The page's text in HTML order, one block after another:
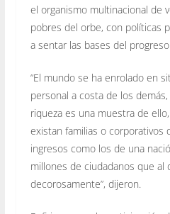
el organismo multinacional de
pobres del orbe, con políticas
a sentar las bases del
“El mundo se ha enrolado en
personal a costa de los
riqueza es una muestra de
existan familias o corporativos
ingresos como los de una
millones de ciudadanos que al
decorosamente”, dijeron.